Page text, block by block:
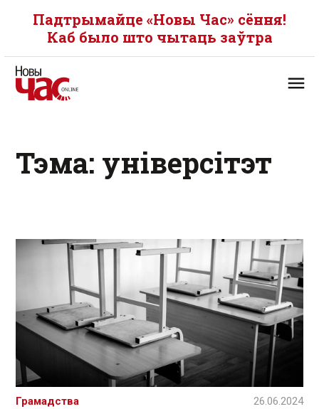
Падтрымайце «Новы Час» сёння!
Каб было што чытаць заўтра
Тэма: універсітэт
Грамадства 26.06.2024